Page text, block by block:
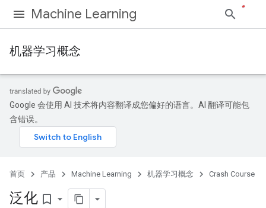
Machine Learning
机器学习概念
Google 会使用 AI 技术将内容翻译成您偏好的语言。AI 翻译可能包
含错误。
首页 产品 Machine Learning 机器学习概念 Crash Course
泛化 bookmark_border